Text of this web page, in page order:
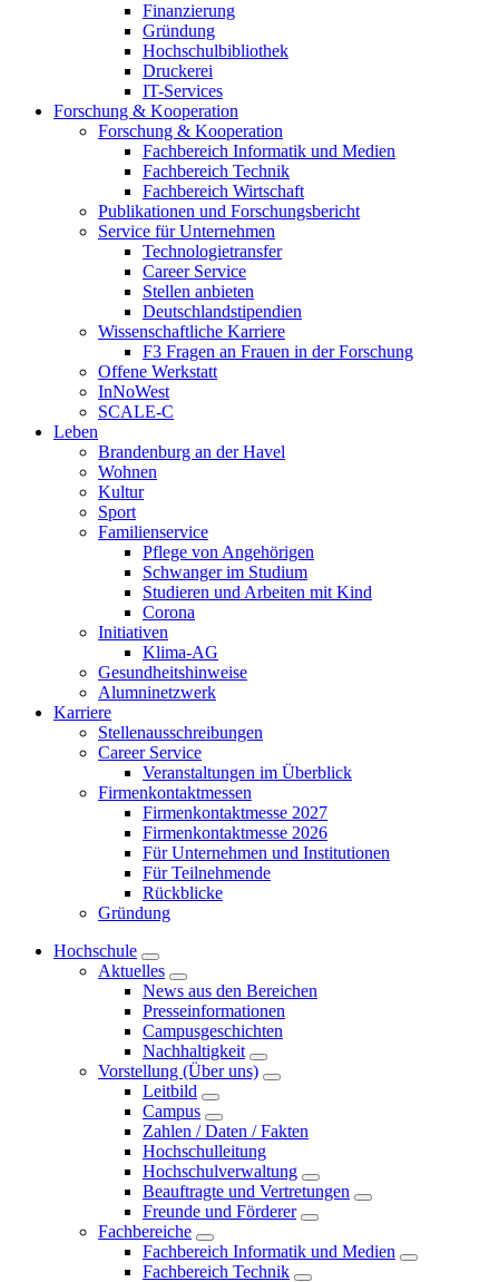
Finanzierung
Gründung
Hochschulbibliothek
Druckerei
IT-Services
Forschung & Kooperation
Forschung & Kooperation
Fachbereich Informatik und Medien
Fachbereich Technik
Fachbereich Wirtschaft
Publikationen und Forschungsbericht
Service für Unternehmen
Technologietransfer
Career Service
Stellen anbieten
Deutschlandstipendien
Wissenschaftliche Karriere
F3 Fragen an Frauen in der Forschung
Offene Werkstatt
InNoWest
SCALE-C
Leben
Brandenburg an der Havel
Wohnen
Kultur
Sport
Familienservice
Pflege von Angehörigen
Schwanger im Studium
Studieren und Arbeiten mit Kind
Corona
Initiativen
Klima-AG
Gesundheitshinweise
Alumninetzwerk
Karriere
Stellenausschreibungen
Career Service
Veranstaltungen im Überblick
Firmenkontaktmessen
Firmenkontaktmesse 2027
Firmenkontaktmesse 2026
Für Unternehmen und Institutionen
Für Teilnehmende
Rückblicke
Gründung
Hochschule
Aktuelles
News aus den Bereichen
Presseinformationen
Campusgeschichten
Nachhaltigkeit
Vorstellung (Über uns)
Leitbild
Campus
Zahlen / Daten / Fakten
Hochschulleitung
Hochschulverwaltung
Beauftragte und Vertretungen
Freunde und Förderer
Fachbereiche
Fachbereich Informatik und Medien
Fachbereich Technik